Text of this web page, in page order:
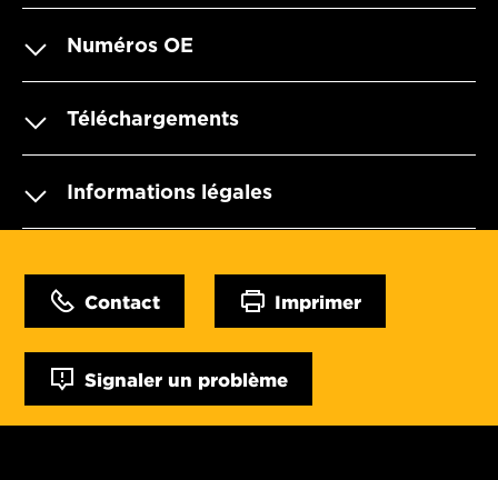
Numéros OE
Téléchargements
Informations légales
Contact Imprimer
Signaler un problème